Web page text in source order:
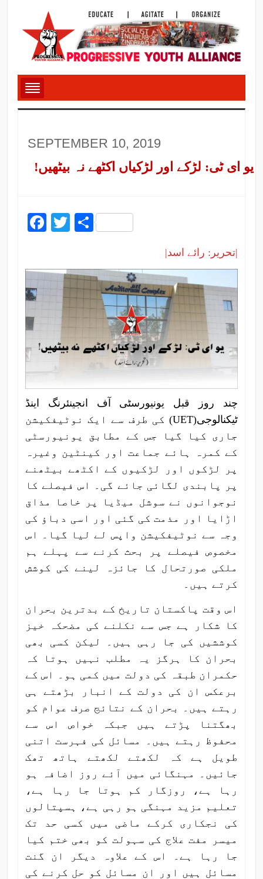
SEPTEMBER 10, 2019
یو ای ٹی: لڑکے اور لڑکیاں اکٹھے نہ بیٹھیں!
Facebook
Twitter
Share
|تحریر: رائے اسد|
چند روز قبل یونیورسٹی آف انجینئرنگ اینڈ
ٹیکنالوجی(UET) کی طرف سے ایک نوٹیفکیشن
جاری کیا گیا جس کے مطابق یونیورسٹی
کے کمرہ ہائے جماعت اور کینٹین وغیرہ
پر لڑکوں اور لڑکیوں کے اکٹھے بیٹھنے
پر پابندی لگائی جائے گی۔ اس فیصلے کا
نوجوانوں نے سوشل میڈیا پر خاصا مذاق
اڑایا اور مذمت کی گئی اور اسی دباؤ کی
وجہ سے نوٹیفکیشن واپس لے لیا گیا۔ اس
مخصوص فیصلے پر بحث کرنے سے پہلے ہم
ملکی صورتحال کا جائزہ لینے کی کوشش
کرتے ہیں۔
اس وقت پاکستان تاریخ کے بدترین بحران
کا شکار ہے جس سے نکلنے کی مضحکہ خیز
کوششیں کی جا رہی ہیں۔ لیکن کسی بھی
بحران کا ہرگز یہ مطلب نہیں ہوتا کہ
حکمران طبقہ کی دولت میں کمی ہو۔ اس کے
برعکس ان کی دولت کے انبار بڑھتے ہی
رہتے ہیں۔ بحران کے نتائج صرف عوام کو
بھگتنا پڑتے ہیں جبکہ خواص اس سے
محفوظ رہتے ہیں۔ مسائل کی فہرست اتنی
طویل ہے کہ لکھتے لکھتے ہاتھ تھک
جائیں۔ مہنگائی میں آئے روز اضافہ ہو
رہا ہے، روزگار کم ہوتا جا رہا ہے،
تعلیم مزید مہنگی ہو رہی ہے، ہسپتالوں
کی نجکاری کرکے ماضی میں کسی حد تک
میسر مفت علاج کی سہولت کو بھی ختم کیا
جا رہا ہے۔ اس کے علاوہ دیگر ان گنت
مسائل ہیں اور ان مسائل کو حل کرنے کی